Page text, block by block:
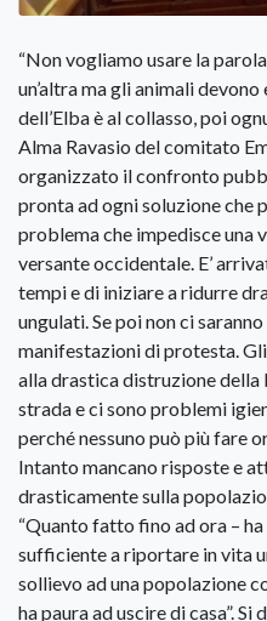
“Non vogliamo usare la
un’altra ma gli animali
dell’Elba è al collasso, poi
Alma Ravasio del comitato
organizzato il confronto
pronta ad ogni soluzione che
problema che impedisce una
versante occidentale. E’
tempi e di iniziare a ridurre
ungulati. Se poi non ci
manifestazioni di protesta.
alla drastica distruzione della
strada e ci sono problemi
perché nessuno può più fare
Intanto mancano risposte e
drasticamente sulla
“Quanto fatto fino ad ora –
sufficiente a riportare in vita
sollievo ad una popolazione
ha paura ad uscire di casa”.